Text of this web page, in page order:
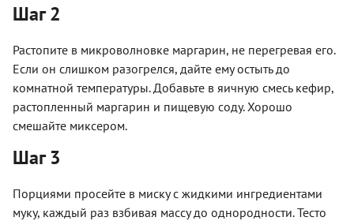
Шаг 2
Растопите в микроволновке маргарин, не перегревая его.
Если он слишком разогрелся, дайте ему остыть до
комнатной температуры. Добавьте в яичную смесь кефир,
растопленный маргарин и пищевую соду. Хорошо
смешайте миксером.
Шаг 3
Порциями просейте в миску с жидкими ингредиентами
муку, каждый раз взбивая массу до однородности. Тесто